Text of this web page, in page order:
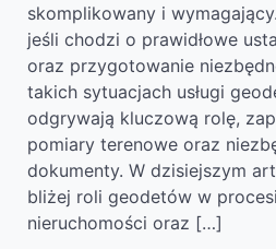
skomplikowany i
jeśli chodzi o prawidłowe
oraz przygotowanie
takich sytuacjach usługi
odgrywają kluczową rolę,
pomiary terenowe oraz
dokumenty. W dzisiejszym
bliżej roli geodetów w
nieruchomości oraz […]